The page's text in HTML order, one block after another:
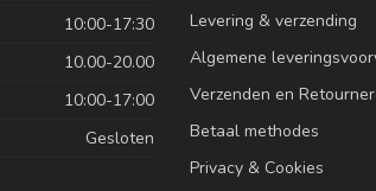
10:00-17:30
10.00-20.00
10:00-17:00
Gesloten
Levering & verzending
Algemene
Verzenden en
Betaal methodes
Privacy & Cookies